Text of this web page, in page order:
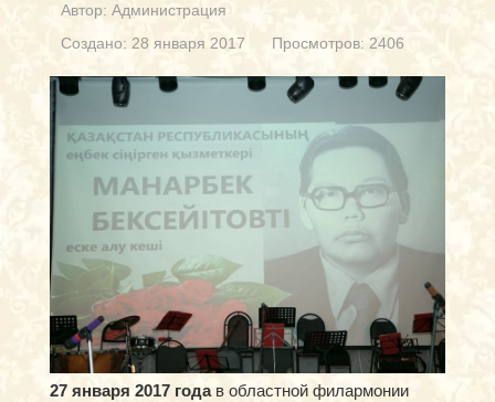
Автор: Администрация
Создано: 28 января 2017
Просмотров: 2406
27 января 2017 годав областной филармонии